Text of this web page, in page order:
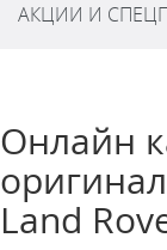
АКЦИИ И
Онлайн
Land